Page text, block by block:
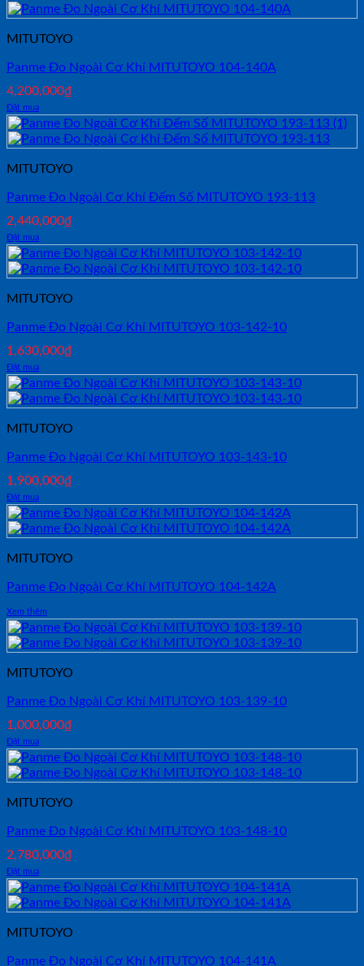
MITUTOYO
Panme Đo Ngoài Cơ Khí MITUTOYO 104-140A
4,200,000₫
Đặt mua
MITUTOYO
Panme Đo Ngoài Cơ Khí Đếm Số MITUTOYO 193-113
2,440,000₫
Đặt mua
MITUTOYO
Panme Đo Ngoài Cơ Khí MITUTOYO 103-142-10
1,630,000₫
Đặt mua
MITUTOYO
Panme Đo Ngoài Cơ Khí MITUTOYO 103-143-10
1,900,000₫
Đặt mua
MITUTOYO
Panme Đo Ngoài Cơ Khí MITUTOYO 104-142A
Xem thêm
MITUTOYO
Panme Đo Ngoài Cơ Khí MITUTOYO 103-139-10
1,000,000₫
Đặt mua
MITUTOYO
Panme Đo Ngoài Cơ Khí MITUTOYO 103-148-10
2,780,000₫
Đặt mua
MITUTOYO
Panme Đo Ngoài Cơ Khí MITUTOYO 104-141A